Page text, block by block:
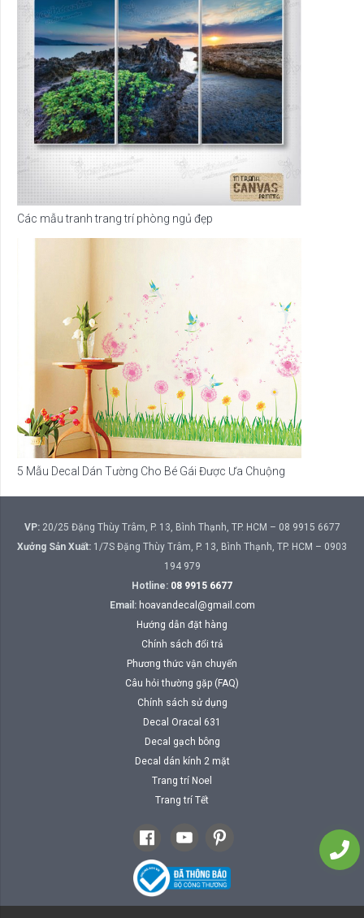
Các mẫu tranh trang trí phòng ngủ đẹp
5 Mẫu Decal Dán Tường Cho Bé Gái Được Ưa Chuộng
VP:20/25 Đặng Thùy Trâm, P. 13, Bình Thạnh, TP. HCM – 08 9915 6677
Xưởng Sản Xuất: 1/7S Đặng Thùy Trâm, P. 13, Bình Thạnh, TP. HCM – 0903
194 979
Hotline: 08 9915 6677
Email: hoavandecal@gmail.com
Hướng dẫn đặt hàng
Chính sách đổi trả
Phương thức vận chuyển
Câu hỏi thường gặp (FAQ)
Chính sách sử dụng
Decal Oracal 631
Decal gạch bông
Decal dán kính 2 mặt
Trang trí Noel
Trang trí Tết